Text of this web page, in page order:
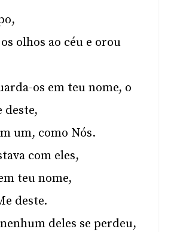
olhos ao céu e orou
os em teu nome, o
deste,
um, como Nós.
com eles,
teu nome,
deste.
deles se perdeu,